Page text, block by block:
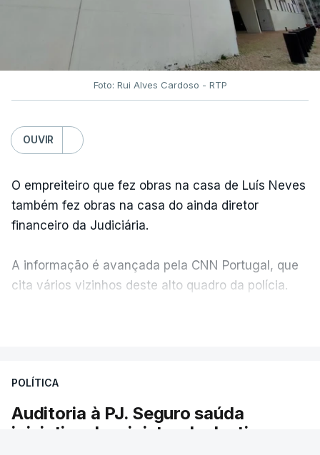
Foto: Rui Alves Cardoso - RTP
OUVIR
O empreiteiro que fez obras na casa de Luís Neves
também fez obras na casa do ainda diretor
financeiro da Judiciária.
A informação é avançada pela CNN Portugal, que
cita vários vizinhos deste alto quadro da polícia.
apreendido numa operação de droga.
POLÍTICA
Auditoria à PJ. Seguro saúda
iniciativa da ministra da Justiça